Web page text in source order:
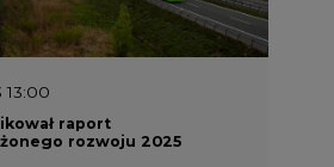
13:00
raport
rozwoju 2025